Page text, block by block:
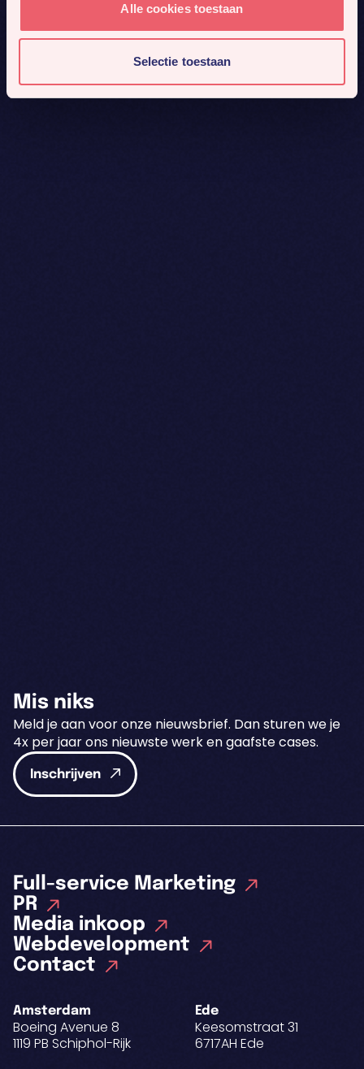
Alle cookies toestaan
Selectie toestaan
Mis niks
Meld je aan voor onze nieuwsbrief. Dan sturen we je
4x per jaar ons nieuwste werk en gaafste cases.
Inschrijven
Full-service Marketing
PR
Media inkoop
Webdevelopment
Contact
Amsterdam
Boeing Avenue 8
1119 PB Schiphol-Rijk
Ede
Keesomstraat 31
6717AH Ede